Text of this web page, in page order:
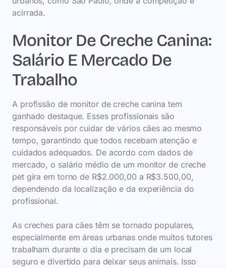
acirrada.
Monitor De Creche Canina:
Salário E Mercado De
Trabalho
A profissão de monitor de creche canina tem
ganhado destaque. Esses profissionais são
responsáveis por cuidar de vários cães ao mesmo
tempo, garantindo que todos recebam atenção e
cuidados adequados. De acordo com dados de
mercado, o salário médio de um monitor de creche
pet gira em torno de R$2.000,00 a R$3.500,00,
dependendo da localização e da experiência do
profissional.
As creches para cães têm se tornado populares,
especialmente em áreas urbanas onde muitos tutores
trabalham durante o dia e precisam de um local
seguro e divertido para deixar seus animais. Isso